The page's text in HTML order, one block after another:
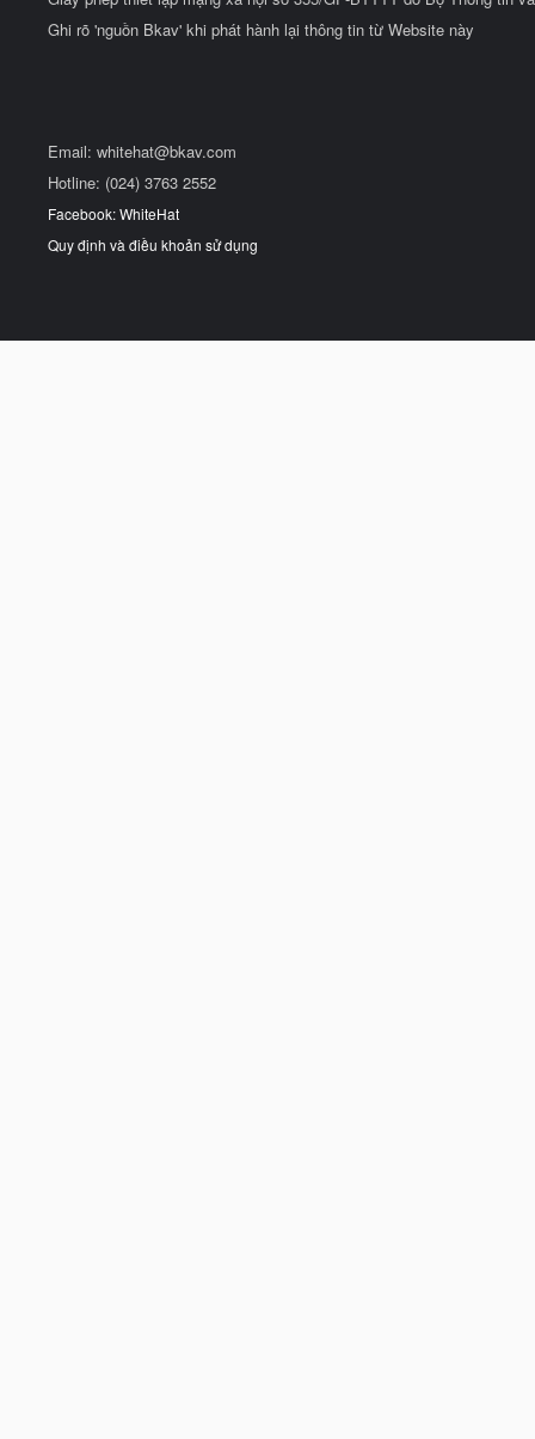
Ghi rõ 'nguồn Bkav' khi phát hành lại thông tin từ Website này
Email: whitehat@bkav.com
Hotline: (024) 3763 2552
Facebook: WhiteHat
Quy định và điều khoản sử dụng